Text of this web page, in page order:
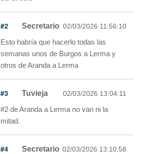
#2 Secretario 02/03/2026 11:56:10
Esto habría que hacerlo todas las
semanas unos de Burgos a Lerma y
otros de Aranda a Lerma
#3 Tuvieja 02/03/2026 13:04:11
#2 de Aranda a Lerma no van ni la
mitad.
#4 Secretario 02/03/2026 13:10:58